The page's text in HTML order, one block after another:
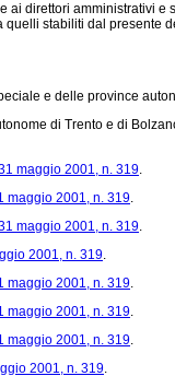
direttori amministrativi e
stabiliti dal presente
e delle province
di Trento e di
maggio 2001, n. 319.
maggio 2001, n. 319.
maggio 2001, n. 319.
2001, n. 319.
maggio 2001, n. 319.
maggio 2001, n. 319.
maggio 2001, n. 319.
2001, n. 319.